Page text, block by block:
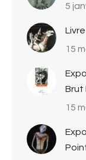
5
15
Brut
15